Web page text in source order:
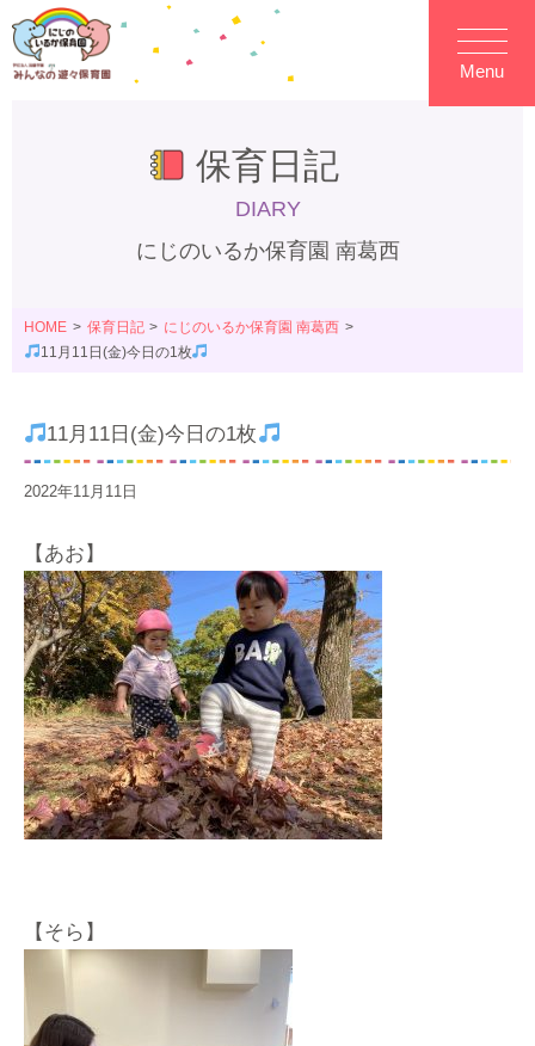
Menu
保育日記
DIARY
にじのいるか保育園 南葛西
HOME 保育日記
にじのいるか保育園 南葛西
11月11日(金)今日の1枚
11月11日(金)今日の1枚
2022年11月11日
【あお】
【そら】